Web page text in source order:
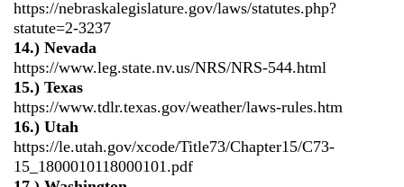
https://nebraskalegislature.gov/laws/statutes.php?
statute=2-3237
14.) Nevada
https://www.leg.state.nv.us/NRS/NRS-544.html
15.) Texas
https://www.tdlr.texas.gov/weather/laws-rules.htm
16.) Utah
https://le.utah.gov/xcode/Title73/Chapter15/C73-
15_1800010118000101.pdf